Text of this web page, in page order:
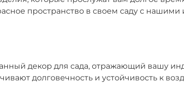
пространство в своем саду с
декор для сада, отражающий вашу
долговечность и устойчивость к